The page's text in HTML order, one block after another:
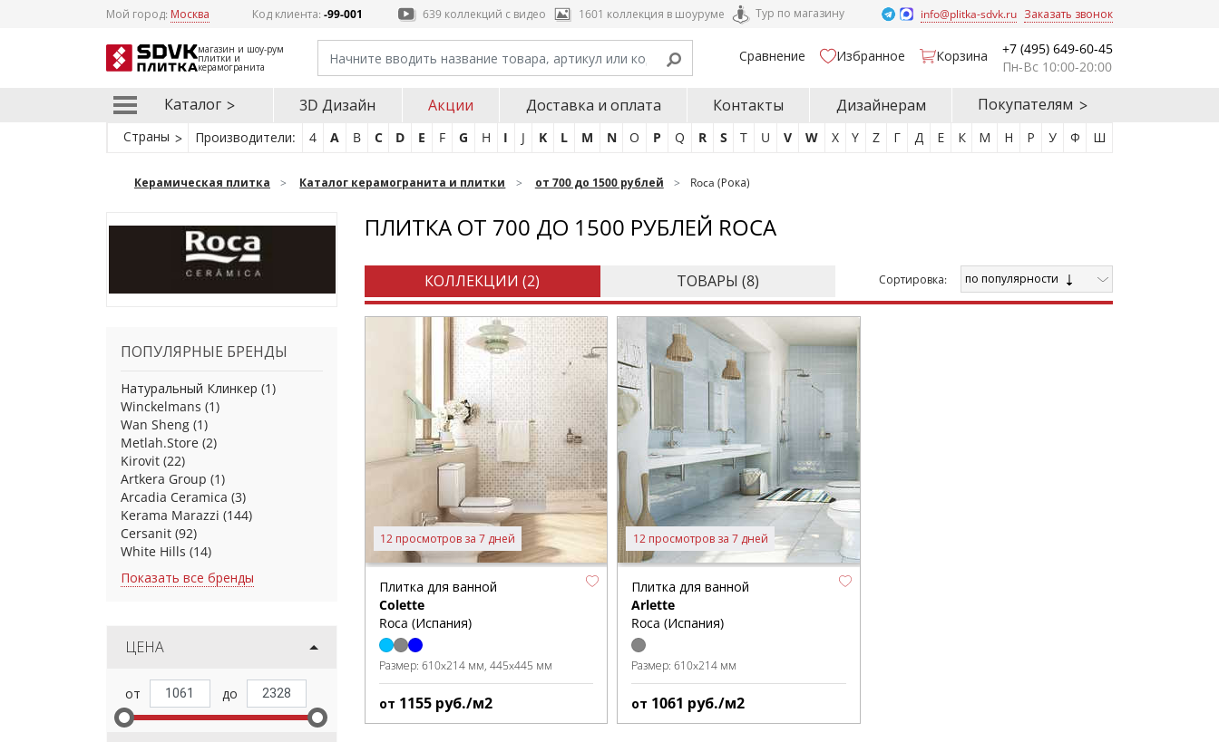
Мой город: Москва Код клиента: -99-001 639 коллекций с видео 1601 коллекция в шоуруме Тур по магазину info@plitka-sdvk.ru Заказать звонок
магазин и шоу-рум
плитки и
керамогранита
Сравнение Избранное Корзина
+7 (495) 649-60-45
Пн-Вс 10:00-20:00
Каталог 3D Дизайн Акции Доставка и оплата Контакты Дизайнерам Покупателям
Страны Производители: 4 A B C D E F G H I J K L M N O P Q R S T U V W X Y Z Г Д Е К М Н Р У Ф Ш
Керамическая плитка Каталог керамогранита и плитки от 700 до 1500 рублей Roca (Рока)
ПОПУЛЯРНЫЕ БРЕНДЫ
Натуральный Клинкер (1)
Winckelmans (1)
Wan Sheng (1)
Metlah.Store (2)
Kirovit (22)
Artkera Group (1)
Arcadia Ceramica (3)
Kerama Marazzi (144)
Cersanit (92)
White Hills (14)
Показать все бренды
ЦЕНА
ПЛИТКА ОТ 700 ДО 1500 РУБЛЕЙ ROCA
КОЛЛЕКЦИИ (2) ТОВАРЫ (8) Cортировка: по популярности
12 просмотров за 7 дней
Плитка для ванной
Colette
Roca (Испания)
Размер: 610x214 мм 445x445 мм
от 1155 руб./м2
12 просмотров за 7 дней
Плитка для ванной
Arlette
Roca (Испания)
Размер:610x214 мм
от 1061 руб./м2